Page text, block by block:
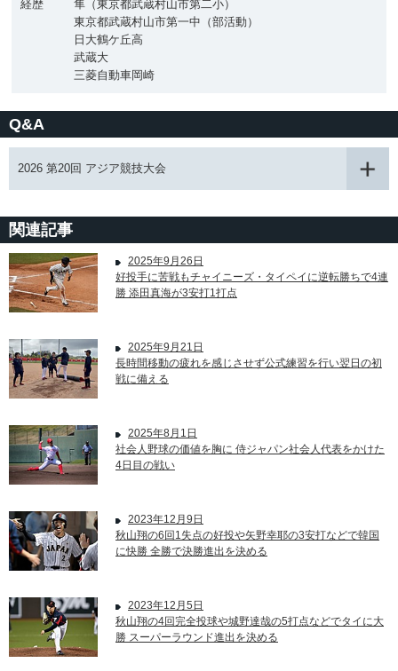
経歴
隼（東京都武蔵村山市第二小）
東京都武蔵村山市第一中（部活動）
日大鶴ケ丘高
武蔵大
三菱自動車岡崎
Q&A
2026 第20回 アジア競技大会
関連記事
2025年9月26日
好投手に苦戦もチャイニーズ・タイペイに逆転勝ちで4連
勝 添田真海が3安打1打点
2025年9月21日
長時間移動の疲れを感じさせず公式練習を行い翌日の初
戦に備える
2025年8月1日
社会人野球の価値を胸に 侍ジャパン社会人代表をかけた
4日目の戦い
2023年12月9日
秋山翔の6回1失点の好投や矢野幸耶の3安打などで韓国
に快勝 全勝で決勝進出を決める
2023年12月5日
秋山翔の4回完全投球や城野達哉の5打点などでタイに大
勝 スーパーラウンド進出を決める